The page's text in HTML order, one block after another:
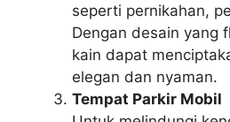
seperti pernikahan,
Dengan desain yang
kain dapat
elegan dan nyaman.
Tempat Parkir Mobil